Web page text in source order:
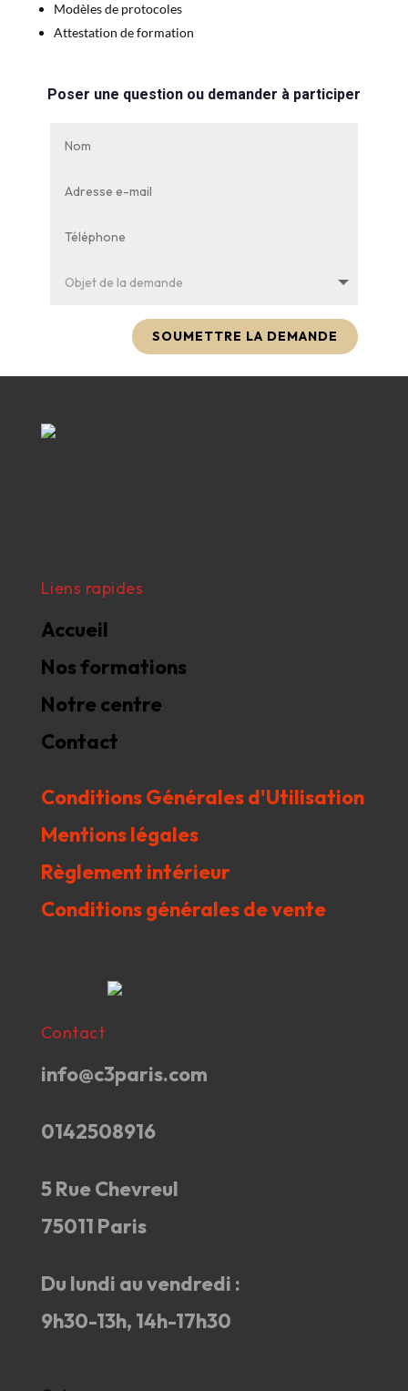
Modèles de protocoles
Attestation de formation
Poser une question ou demander à participer
SOUMETTRE LA DEMANDE
Liens rapides
Accueil
Nos formations
Notre centre
Contact
Conditions Générales d'Utilisation
Mentions légales
Règlement intérieur
Conditions générales de vente
Contact
info@c3paris.com
0142508916
5 Rue Chevreul
75011 Paris
Du lundi au vendredi :
9h30-13h, 14h-17h30